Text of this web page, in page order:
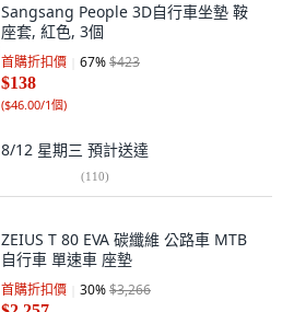
Sangsang People 3D自行車坐墊 鞍
座套, 紅色, 3個
首購折扣價 67%$423
$138
($46.00/1個)
8/12 星期三 預計送達
(110)
ZEIUS T 80 EVA 碳纖維 公路車 MTB
自行車 單速車 座墊
首購折扣價 30%$3,266